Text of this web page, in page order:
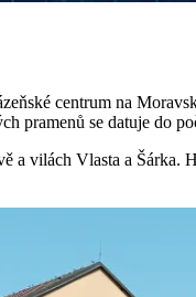
centrum na
pramenů se datuje do
vilách Vlasta a